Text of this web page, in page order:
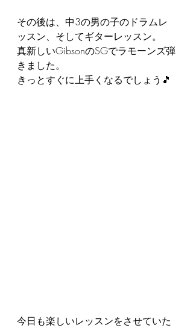
その後は、中3の男の子のドラムレ
ッスン、そしてギターレッスン。
真新しいGibsonのSGでラモーンズ弾
きました。
きっとすぐに上手くなるでしょう🎵
今日も楽しいレッスンをさせていた